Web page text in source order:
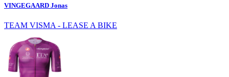
VINGEGAARD Jonas
TEAM VISMA - LEASE A BIKE